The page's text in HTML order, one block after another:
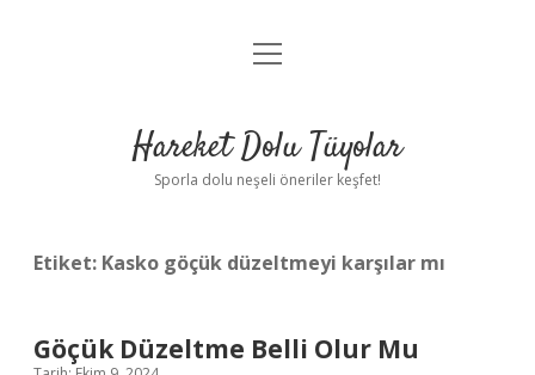
Anasayfa
Yasal Uyarı
menüyü
Hareket Dolu Tüyolar
Sporla dolu neşeli öneriler keşfet!
Etiket: Kasko göçük düzeltmeyi karşılar mı
Göçük Düzeltme Belli Olur Mu